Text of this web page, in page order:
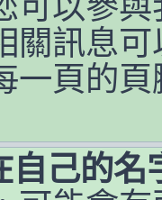
關訊息
一頁的頁
自己的名